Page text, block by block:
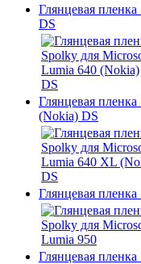
Глянцевая
DS
Глянцевая
(Nokia) DS
Глянцевая
Глянцевая